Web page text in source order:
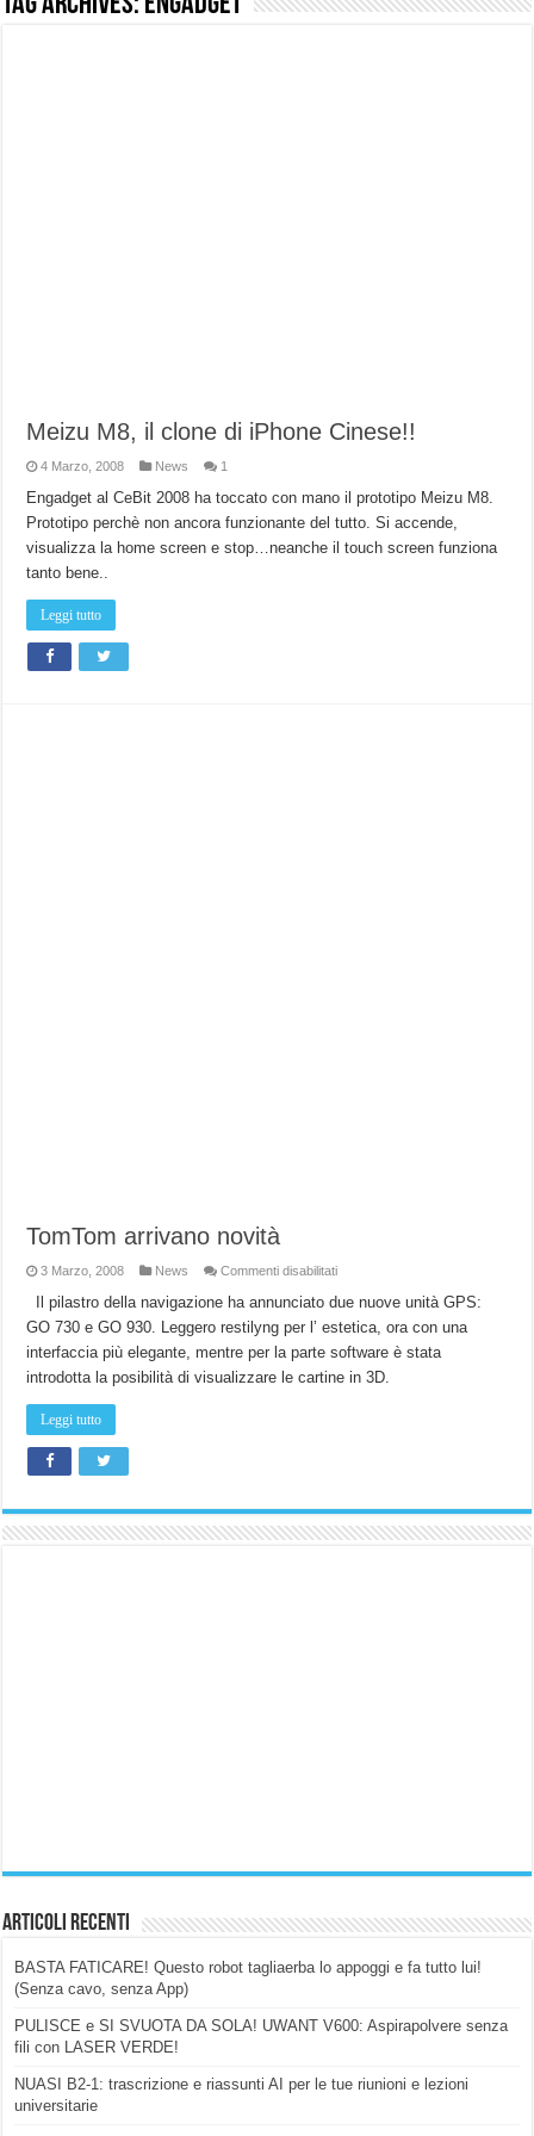
Meizu M8, il clone di iPhone Cinese!!
4 Marzo, 2008 News 1
Engadget al CeBit 2008 ha toccato con mano il prototipo Meizu M8.
Prototipo perchè non ancora funzionante del tutto. Si accende,
visualizza la home screen e stop…neanche il touch screen funziona
tanto bene..
Leggi tutto
TomTom arrivano novità
3 Marzo, 2008 News Commenti disabilitatisu
arrivano
novità
Il pilastro della navigazione ha annunciato due nuove unità GPS:
GO 730 e GO 930. Leggero restilyng per l’ estetica, ora con una
interfaccia più elegante, mentre per la parte software è stata
introdotta la posibilità di visualizzare le cartine in 3D.
Leggi tutto
Articoli Recenti
BASTA FATICARE! Questo robot tagliaerba lo appoggi e fa tutto lui!
(Senza cavo, senza App)
PULISCE e SI SVUOTA DA SOLA! UWANT V600: Aspirapolvere senza
fili con LASER VERDE!
NUASI B2-1: trascrizione e riassunti AI per le tue riunioni e lezioni
universitarie